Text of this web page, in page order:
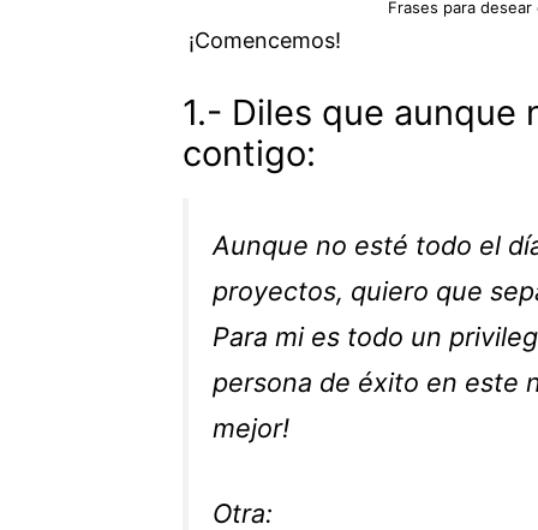
Frases para
¡Comencemos!
1.- Diles que aunque
contigo:
Aunque no esté todo el
proyectos, quiero que
Para mi es todo un
persona de éxito en este
mejor!
Otra: